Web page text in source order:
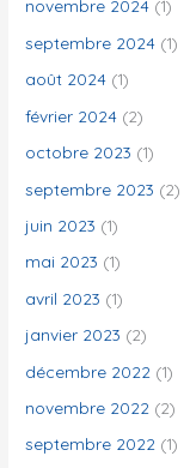
novembre 2024 (1)
septembre 2024 (1)
août 2024 (1)
février 2024 (2)
octobre 2023 (1)
septembre 2023 (2)
juin 2023 (1)
mai 2023 (1)
avril 2023 (1)
janvier 2023 (2)
décembre 2022 (1)
novembre 2022 (2)
septembre 2022 (1)